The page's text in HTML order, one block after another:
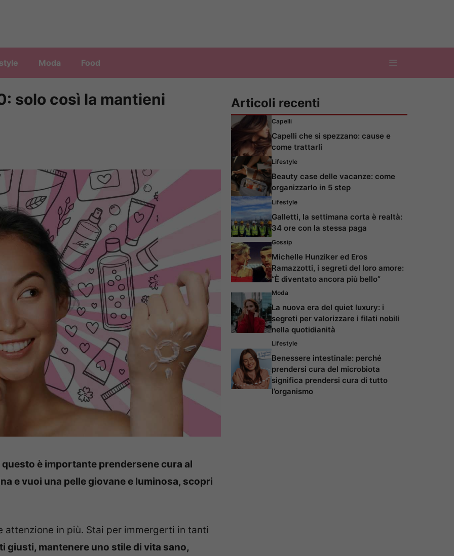
Moda Food
solo così la mantieni
questo è importante prendersene cura al
e vuoi una pelle giovane e luminosa, scopri
attenzione in più. Stai per immergerti in tanti
giusti, mantenere uno stile di vita sano,
Articoli recenti
Capelli
Capelli che si spezzano: cause e
come trattarli
Lifestyle
Beauty case delle vacanze: come
organizzarlo in 5 step
Lifestyle
Galletti, la settimana corta è realtà:
34 ore con la stessa paga
Gossip
Michelle Hunziker ed Eros
Ramazzotti, i segreti del loro amore:
“È diventato ancora più bello”
Moda
La nuova era del quiet luxury: i
segreti per valorizzare i filati nobili
nella quotidianità
Lifestyle
Benessere intestinale: perché
prendersi cura del microbiota
significa prendersi cura di tutto
l’organismo